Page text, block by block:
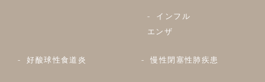
インフル
エンザ
好酸球性食道炎 慢性閉塞性肺疾患